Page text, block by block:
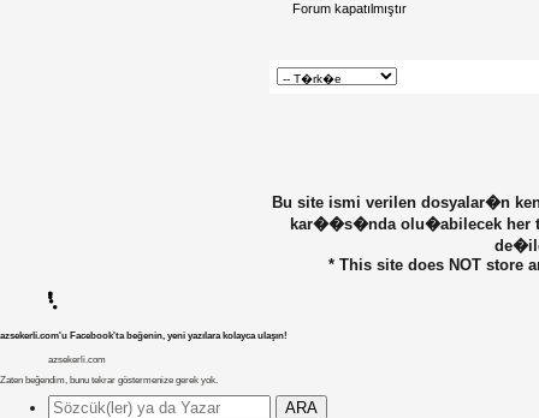
Forum kapatılmıştır
Bu site ismi verilen dosyalar�n
kar��s�nda olu�abilecek her
* This site does NOT store
azsekerli.com'u Facebook'ta beğenin, yeni yazılara kolayca ulaşın!
azsekerli.com
Zaten beğendim, bunu tekrar göstermenize gerek yok.
ARA